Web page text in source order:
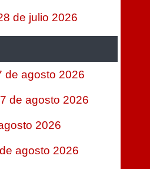
de julio 2026
de agosto 2026
de agosto 2026
2026
agosto 2026